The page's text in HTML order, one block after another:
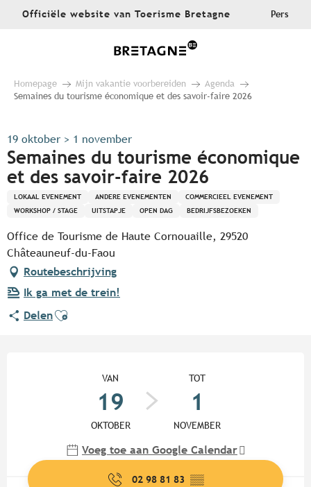
AllerOfficiële website van Toerisme Bretagne Pers
Homepage Mijn vakantie voorbereiden
Agenda
Semaines du tourisme économique et des savoir-faire 2026
19 oktober > 1 november
Semaines du tourisme économique
et des savoir-faire 2026
LOKAAL EVENEMENT ANDERE EVENEMENTEN
COMMERCIEEL EVENEMENT
WORKSHOP / STAGE
UITSTAPJE OPEN DAG BEDRIJFSBEZOEKEN
Office de Tourisme de Haute Cornouaille, 29520
Châteauneuf-du-Faou
Routebeschrijving
Ik ga met de trein!
DelenAjouter aux favoris
VAN
19
OKTOBER
TOT
1
NOVEMBER
Voeg toe aan Google Calendar
02 98 81 83 ▒▒